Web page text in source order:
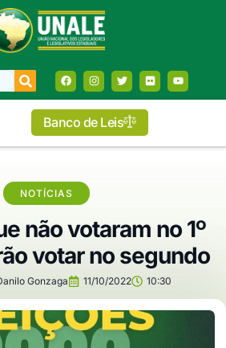
Banco de Leis
NOTÍCIAS
não votaram no 1º
votar no segundo
Gonzaga 11/10/2022 10:30